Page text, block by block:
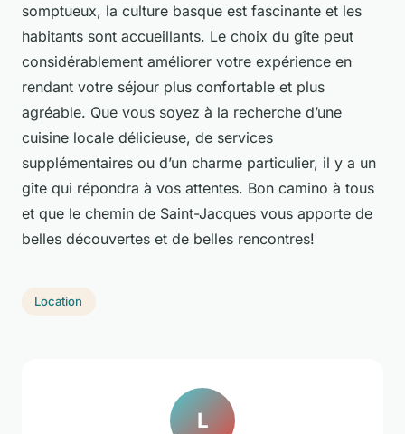
somptueux, la culture basque est fascinante et les
habitants sont accueillants. Le choix du gîte peut
considérablement améliorer votre expérience en
rendant votre séjour plus confortable et plus
agréable. Que vous soyez à la recherche d’une
cuisine locale délicieuse, de services
supplémentaires ou d’un charme particulier, il y a un
gîte qui répondra à vos attentes. Bon camino à tous
et que le chemin de Saint-Jacques vous apporte de
belles découvertes et de belles rencontres!
Location
L